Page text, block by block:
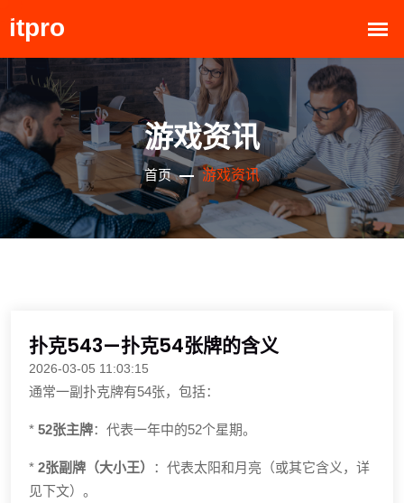
游戏资讯
首页 游戏资讯
扑克543—扑克54张牌的含义
2026-03-05 11:03:15
通常一副扑克牌有54张，包括：
* 52张主牌：代表一年中的52个星期。
* 2张副牌（大小王）
：代表太阳和月亮（或其它含义，详
见下文）。